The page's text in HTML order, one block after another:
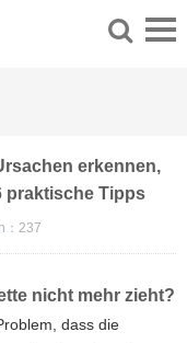
erkennen,
praktische Tipps
237
nicht mehr zieht?
dass die